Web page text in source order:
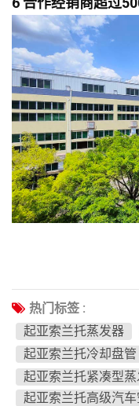
热门标签 :
起亚索兰托蒸发器
起亚索兰托冷却盘管
起亚索兰托紧凑型
起亚索兰托高级汽